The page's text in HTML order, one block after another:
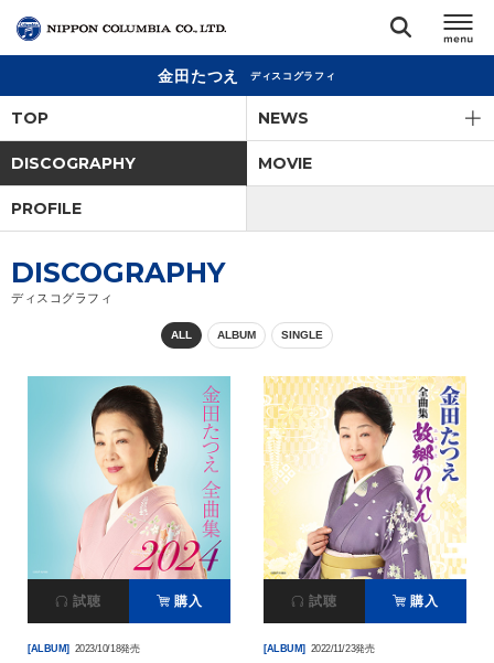
閉じる
アーティスト
ジャンル
オーディション
直営ショップ
会社情報
サイトマップ
金田たつえ ディスコグラフィ
TOP NEWS
DISCOGRAPHY MOVIE
PROFILE
DISCOGRAPHY
ディスコグラフィ
ALL ALBUM SINGLE
試聴 購入
[ALBUM] 2023/10/18発売
試聴 購入
[ALBUM] 2022/11/23発売